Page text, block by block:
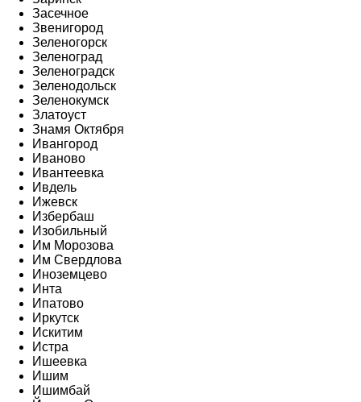
Засечное
Звенигород
Зеленогорск
Зеленоград
Зеленоградск
Зеленодольск
Зеленокумск
Златоуст
Знамя Октября
Ивангород
Иваново
Ивантеевка
Ивдель
Ижевск
Избербаш
Изобильный
Им Морозова
Им Свердлова
Иноземцево
Инта
Ипатово
Иркутск
Искитим
Истра
Ишеевка
Ишим
Ишимбай